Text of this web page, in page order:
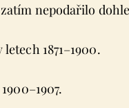
nepodařilo
1871–1900.